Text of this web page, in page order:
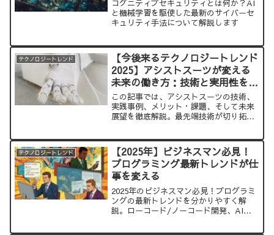
コグニティブセキュリティとは何か？AI
と機械学習を駆使した最新のサイバーセ
キュリティ手法について解説します
テクノロジートレンド
【今後来るテクノロジートレンド
2025】アシストスーツが変える
未来の働き方：技術と実用性を徹
底解説
この記事では、アシストスーツの技術、
実践事例、メリット・課題、そして未来
展望を徹底解説。最先端技術が切り拓く
テクノロジートレンド
【2025年】ビジネスマン必見！
プログラミング最新トレンドが仕
事を変える
2025年のビジネスマン必見！プログラミ
ングの最新トレンドを分かりやすく解
説。ローコード/ノーコード開発、AIの